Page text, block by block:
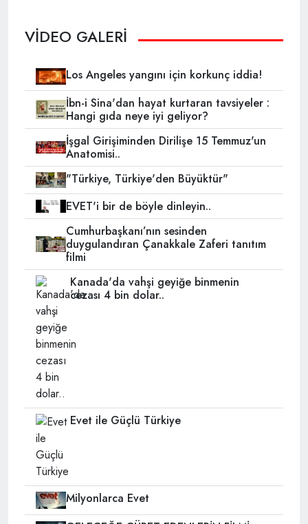
VİDEO GALERİ
Los Angeles yangını için korkunç iddia!
İbn-i Sina'dan hayat kurtaran tavsiyeler :
Hangi gıda neye iyi geliyor?
İşgal Girişiminden Dirilişe 15 Temmuz'un
Anatomisi..
"Türkiye, Türkiye'den Büyüktür"
EVET'i bir de böyle dinleyin..
Cumhurbaşkanı’nın sesinden
duygulandıran Çanakkale Zaferi tanıtım
filmi
Kanada'da vahşi geyiğe binmenin
cezası 4 bin dolar..
Evet ile Güçlü Türkiye
Milyonlarca Evet